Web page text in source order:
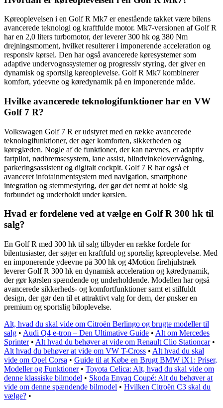
Køreoplevelsen i en Golf R Mk7 er enestående takket være bilens
avancerede teknologi og kraftfulde motor. Mk7-versionen af Golf R
har en 2,0 liters turbomotor, der leverer 300 hk og 380 Nm
drejningsmoment, hvilket resulterer i imponerende acceleration og
responsiv kørsel. Den har også avancerede køresystemer som
adaptive undervognssystemer og progressiv styring, der giver en
dynamisk og sportslig køreoplevelse. Golf R Mk7 kombinerer
komfort, ydeevne og køredynamik på en imponerende måde.
Hvilke avancerede teknologifunktioner har en VW
Golf 7 R?
Volkswagen Golf 7 R er udstyret med en række avancerede
teknologifunktioner, der øger komforten, sikkerheden og
køreglæden. Nogle af de funktioner, der kan nævnes, er adaptiv
fartpilot, nødbremsesystem, lane assist, blindvinkelovervågning,
parkeringsassistent og digitalt cockpit. Golf 7 R har også et
avanceret infotainmentsystem med navigation, smartphone
integration og stemmestyring, der gør det nemt at holde sig
forbundet og underholdt under kørslen.
Hvad er fordelene ved at vælge en Golf R 300 hk til
salg?
En Golf R med 300 hk til salg tilbyder en række fordele for
bilentusiaster, der søger en kraftfuld og sportslig køreoplevelse. Med
en imponerende ydeevne på 300 hk og 4Motion firehjulstræk
leverer Golf R 300 hk en dynamisk acceleration og køredynamik,
der gør kørslen spændende og underholdende. Modellen har også
avancerede sikkerheds- og komfortfunktioner samt et stilfuldt
design, der gør den til et attraktivt valg for dem, der ønsker en
premium og sportslig biloplevelse.
Alt, hvad du skal vide om Citroën Berlingo og brugte modeller til
salg • Audi Q4 e-tron – Den Ultimative Guide • Alt om Mercedes
Sprinter• Alt hvad du behøver at vide om Renault Clio Stationcar•
Alt hvad du behøver at vide om VW T-Cross • Alt hvad du skal
vide om Opel Corsa • Guide til at Købe en Brugt BMW iX1: Priser,
Modeller og Funktioner• Toyota Celica: Alt, hvad du skal vide om
denne klassiske bilmodel • Skoda Enyaq Coupé: Alt du behøver at
vide om denne spændende bilmodel • Hvilken Citroën C3 skal du
vælge? •